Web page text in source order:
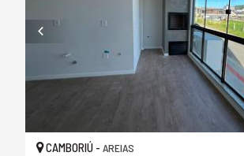
CAMBORIÚ - AREIAS